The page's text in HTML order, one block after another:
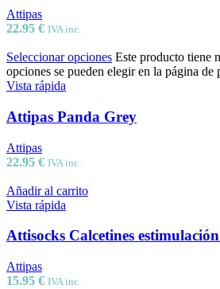
Attipas
22.95 € IVA inc.
Seleccionar opciones Este producto tiene
opciones se pueden elegir en la página de
Vista rápida
Attipas Panda Grey
Attipas
22.95 € IVA inc.
Añadir al carrito
Vista rápida
Attisocks Calcetines
Attipas
15.95 € IVA inc.